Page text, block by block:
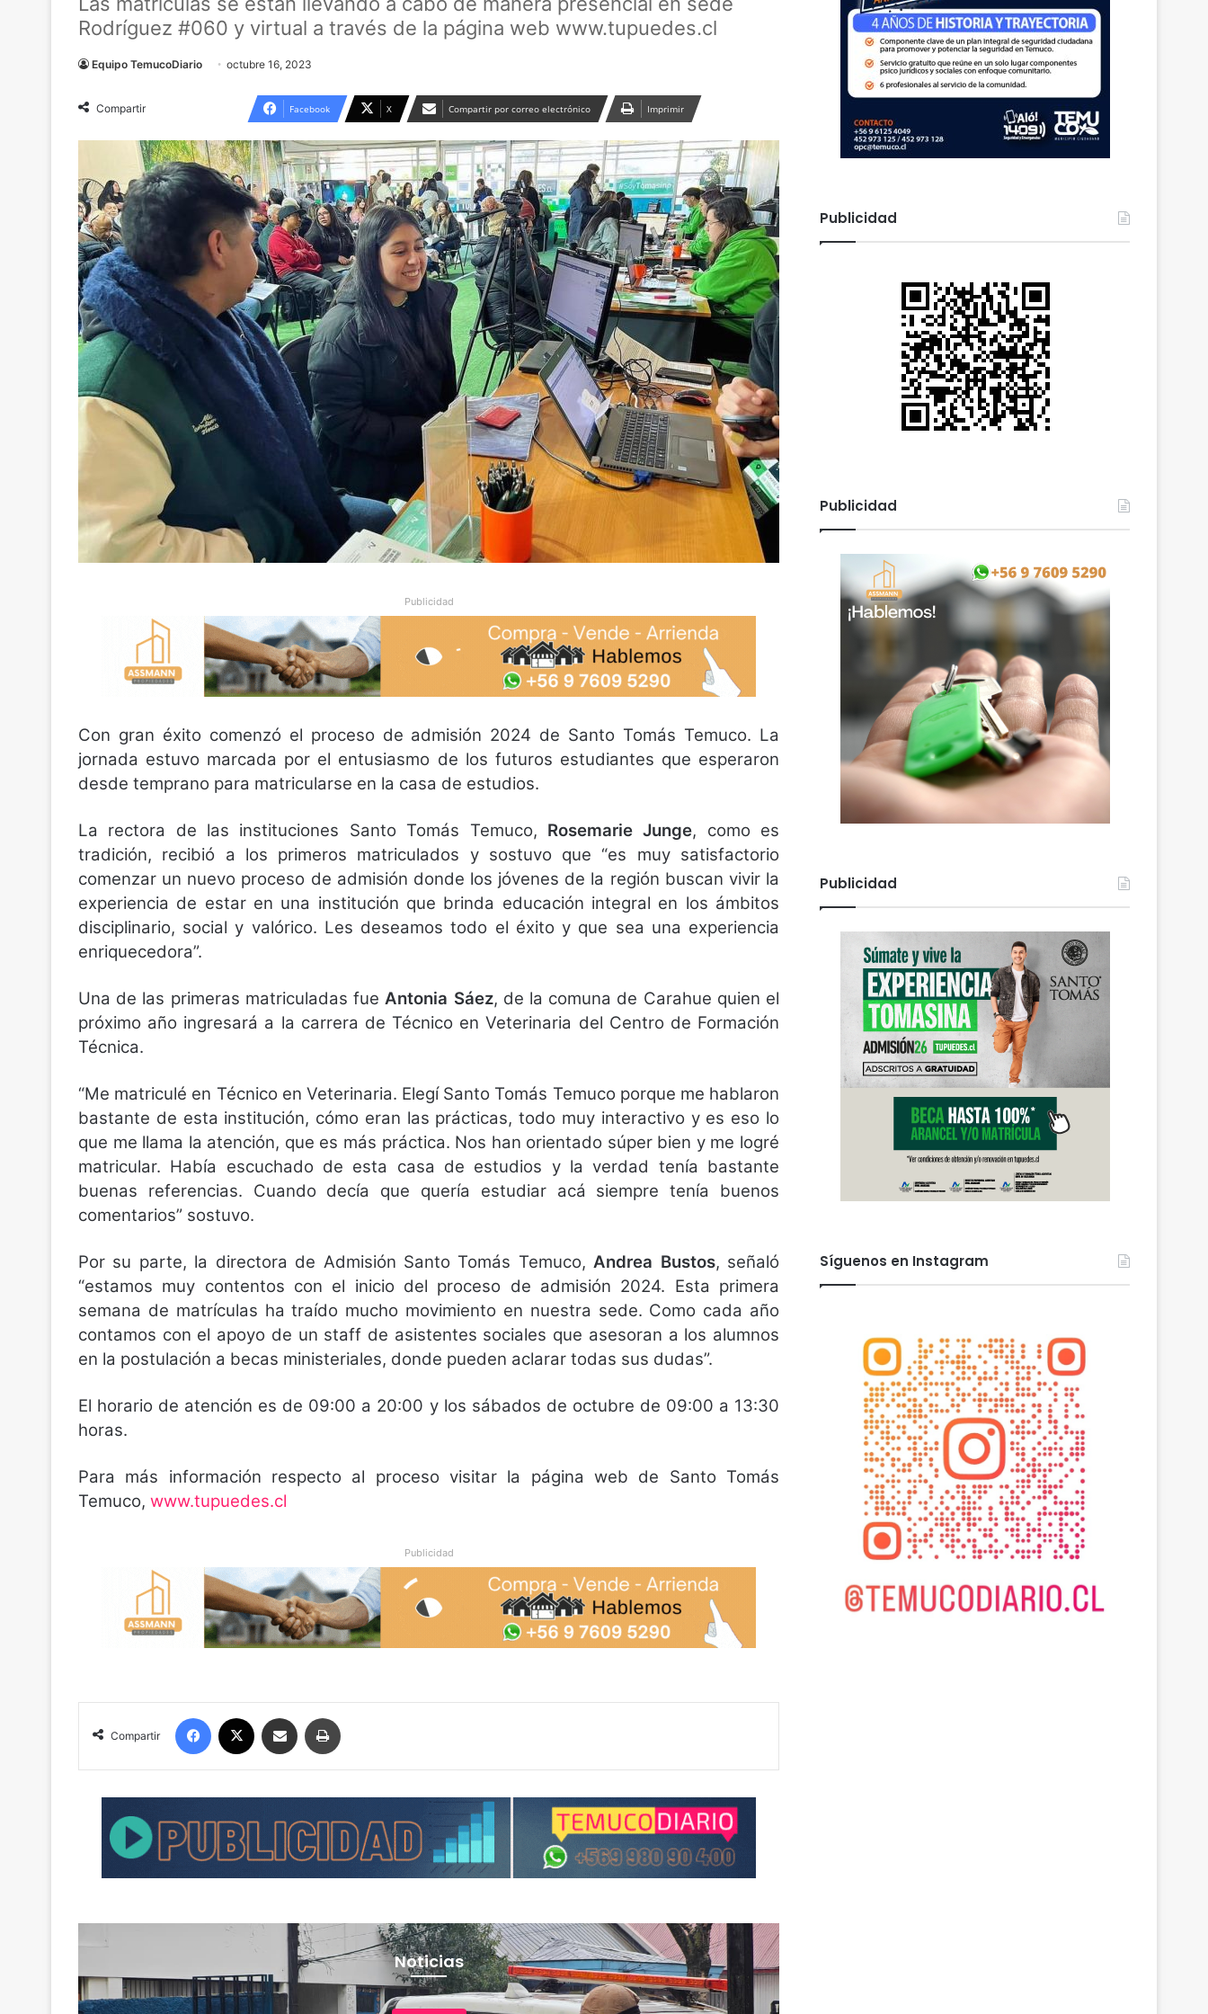
Rodríguez #060 y virtual a través de la página web www.tupuedes.cl
Equipo TemucoDiario octubre 16, 2023
Compartir Facebook X Compartir por correo electrónico Imprimir
Publicidad
Con gran éxito comenzó el proceso de admisión 2024 de Santo Tomás Temuco. La
jornada estuvo marcada por el entusiasmo de los futuros estudiantes que esperaron
desde temprano para matricularse en la casa de estudios.
La rectora de las instituciones Santo Tomás Temuco, Rosemarie Junge, como es
tradición, recibió a los primeros matriculados y sostuvo que “es muy satisfactorio
comenzar un nuevo proceso de admisión donde los jóvenes de la región buscan vivir la
experiencia de estar en una institución que brinda educación integral en los ámbitos
disciplinario, social y valórico. Les deseamos todo el éxito y que sea una experiencia
enriquecedora”.
Una de las primeras matriculadas fueAntonia Sáez, de la comuna de Carahue quien el
próximo año ingresará a la carrera de Técnico en Veterinaria del Centro de Formación
Técnica.
“Me matriculé en Técnico en Veterinaria. Elegí Santo Tomás Temuco porque me hablaron
bastante de esta institución, cómo eran las prácticas, todo muy interactivo y es eso lo
que me llama la atención, que es más práctica. Nos han orientado súper bien y me logré
matricular. Había escuchado de esta casa de estudios y la verdad tenía bastante
buenas referencias. Cuando decía que quería estudiar acá siempre tenía buenos
comentarios” sostuvo.
Por su parte, la directora de Admisión Santo Tomás Temuco,Andrea Bustos, señaló
“estamos muy contentos con el inicio del proceso de admisión 2024. Esta primera
semana de matrículas ha traído mucho movimiento en nuestra sede. Como cada año
contamos con el apoyo de un staff de asistentes sociales que asesoran a los alumnos
en la postulación a becas ministeriales, donde pueden aclarar todas sus dudas”.
El horario de atención es de 09:00 a 20:00 y los sábados de octubre de 09:00 a 13:30
horas.
Para más información respecto al proceso visitar la página web de Santo Tomás
Temuco, www.tupuedes.cl
Publicidad
Compartir
Noticias
Publicidad
Publicidad
Publicidad
Síguenos en Instagram